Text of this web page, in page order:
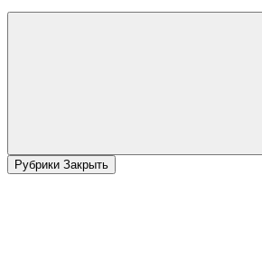
Рубрики Закрыть